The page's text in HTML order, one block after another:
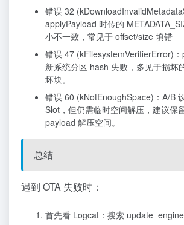
错误 32
applyPayload 时传的
小不一致，常见于 offset/size 填错
错误 47 (kFilesystemVerifierError)
新系统分区 hash 失败，多见于损坏
坏块。
错误 60 (kNotEnoughSpace)：A/B
Slot，但仍需临时空间解压，建议保
payload 解压空间。
总结
遇到 OTA 失败时：
首先看 Logcat：搜索 update_engine